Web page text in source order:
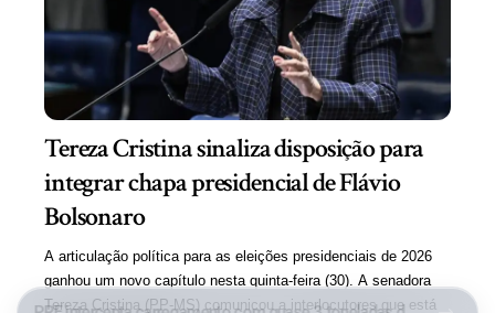
Tereza Cristina sinaliza disposição para
integrar chapa presidencial de Flávio
Bolsonaro
A articulação política para as eleições presidenciais de 2026
ganhou um novo capítulo nesta quinta-feira (30). A senadora
Tereza Cristina (PP-MS) comunicou a interlocutores que está